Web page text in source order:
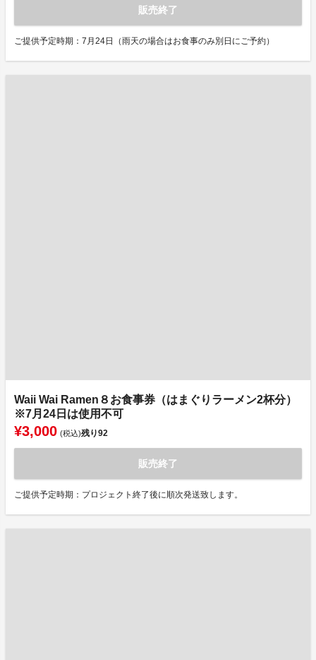
販売終了
ご提供予定時期：7月24日（雨天の場合はお食事のみ別日にご予約）
Waii Wai Ramen８お食事券（はまぐりラーメン2杯分）
※7月24日は使用不可
¥3,000 (税込)残り92
販売終了
ご提供予定時期：プロジェクト終了後に順次発送致します。